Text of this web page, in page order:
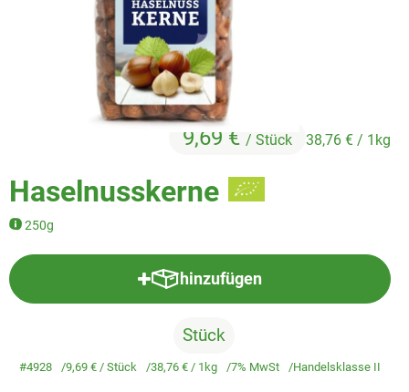
Veggie & Vegan
Backwaren
Trockensortiment
AllerLiebe
Haselnusskerne
250g
9,69 € / Stück 38,76 € / 1kg
hinzufügen
Produkt zum Warenkorb
Stück
#4928 9,69 € / Stück 38,76 € / 1kg 7% MwSt Handelsklasse II